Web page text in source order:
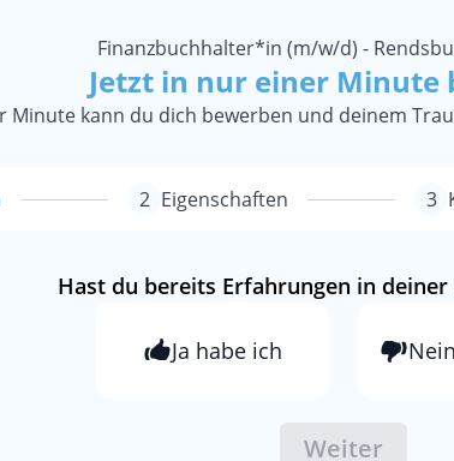
Finanzbuchhalter*in (m/w/d) -
Jetzt in nur einer Minute
Minute kann du dich bewerben und deinem
2 Eigenschaften 3
Hast du bereits Erfahrungen in
Ja habe ich
Weiter